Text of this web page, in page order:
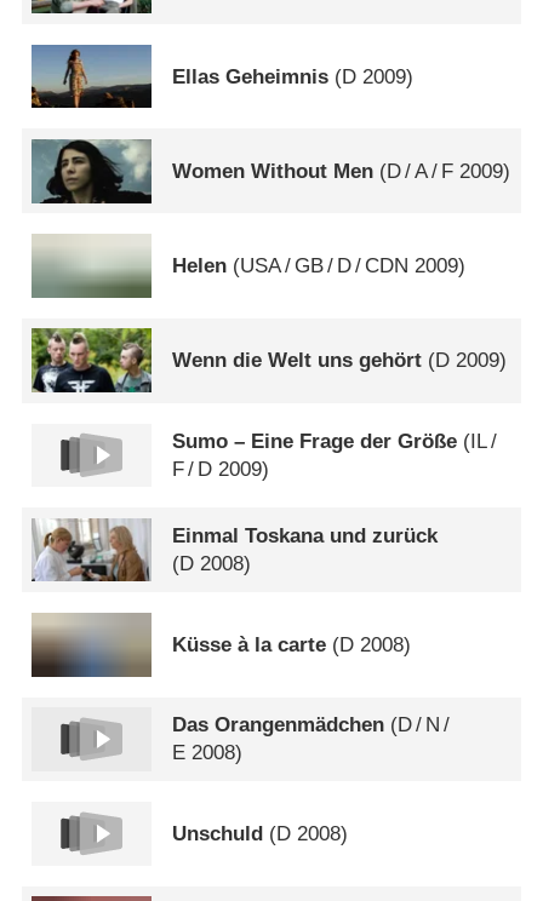
Ellas Geheimnis (D 2009)
Women Without Men (D/A/ F 2009)
Helen (USA/ GB/ D/ CDN 2009)
Wenn die Welt uns gehört (D 2009)
Sumo – Eine Frage der Größe (IL/
F/ D 2009)
Einmal Toskana und zurück
(D 2008)
Küsse à la carte (D 2008)
Das Orangenmädchen (D/ N /
E 2008)
Unschuld (D 2008)